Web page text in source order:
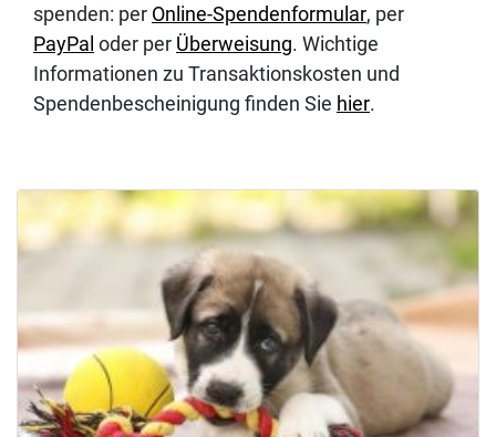
spenden: per Online-Spendenformular, per
PayPal oder per Überweisung. Wichtige
Informationen zu Transaktionskosten und
Spendenbescheinigung finden Sie hier.